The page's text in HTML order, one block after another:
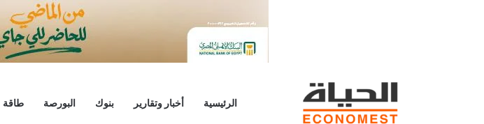
الرئيسية أخبار وتقارير بنوك البورصة طاقة